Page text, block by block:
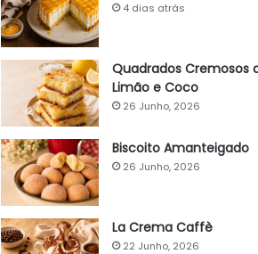
4 dias atrás
Quadrados Cremosos
Limão e Coco
26 Junho, 2026
Biscoito Amanteigado
26 Junho, 2026
La Crema Caffè
22 Junho, 2026